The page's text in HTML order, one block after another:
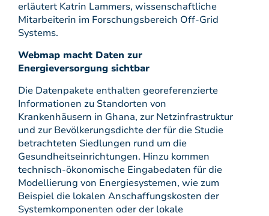
erläutert Katrin Lammers, wissenschaftliche
Mitarbeiterin im Forschungsbereich Off-Grid
Systems.
Webmap macht Daten zur
Energieversorgung sichtbar
Die Datenpakete enthalten georeferenzierte
Informationen zu Standorten von
Krankenhäusern in Ghana, zur Netzinfrastruktur
und zur Bevölkerungsdichte der für die Studie
betrachteten Siedlungen rund um die
Gesundheitseinrichtungen. Hinzu kommen
technisch-ökonomische Eingabedaten für die
Modellierung von Energiesystemen, wie zum
Beispiel die lokalen Anschaffungskosten der
Systemkomponenten oder der lokale